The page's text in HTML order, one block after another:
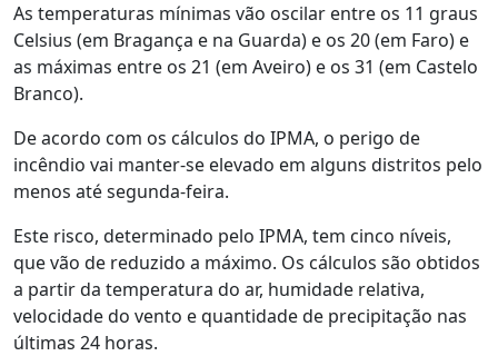
As temperaturas mínimas vão oscilar entre os 11 graus
Celsius (em Bragança e na Guarda) e os 20 (em Faro) e
as máximas entre os 21 (em Aveiro) e os 31 (em Castelo
Branco).
De acordo com os cálculos do IPMA, o perigo de
incêndio vai manter-se elevado em alguns distritos pelo
menos até segunda-feira.
Este risco, determinado pelo IPMA, tem cinco níveis,
que vão de reduzido a máximo. Os cálculos são obtidos
a partir da temperatura do ar, humidade relativa,
velocidade do vento e quantidade de precipitação nas
últimas 24 horas.